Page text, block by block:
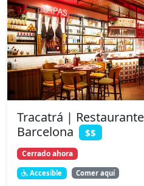
Tracatrá |
Barcelona
$$
Cerrado ahora
Accesible Comer aquí